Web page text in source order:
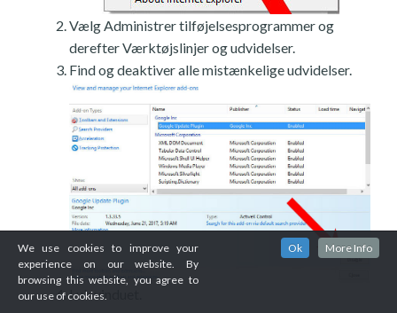
Vælg Administrer tilføjelsesprogrammer og
derefter Værktøjslinjer og udvidelser.
Find og deaktiver alle mistænkelige udvidelser.
Luk vinduet.
We use cookies to improve your
experience on our website. By
browsing this website, you agree to
our use of cookies.
Ok More Info